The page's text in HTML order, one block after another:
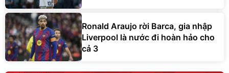
Ronald Araujo rời Barca, gia nhập
Liverpool là nước đi hoàn hảo cho
cả 3